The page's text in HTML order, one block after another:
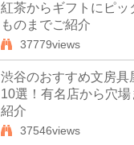
紅茶からギフトにピッ
ものまでご紹介
37779views
渋谷のおすすめ文房具
10選！有名店から穴場
紹介
37546views